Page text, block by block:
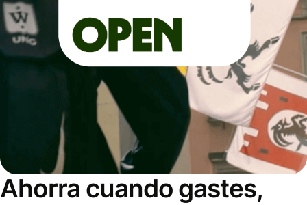
Ahorra cuando gastes,